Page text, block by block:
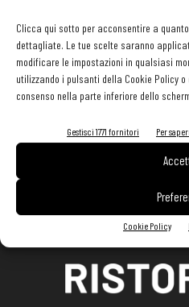
Clicca qui sotto per acconsentire a
dettagliate. Le tue scelte saranno
modificare le impostazioni in qualsiasi
utilizzando i pulsanti della Cookie Policy
consenso nella parte inferiore dello
Gestisci 1771 fornitori Per
Cookie Policy